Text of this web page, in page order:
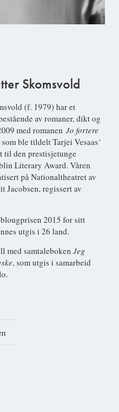
Skomsvold
(f. 1979) har et
av romaner, dikt og
med romanen Jo fortere
som ble tildelt Tarjei Vesaas'
til den prestisjetunge
Literary Award. Våren
på Nationaltheatret av
Jacobsen, regissert av
2015 for sitt
utgis i 26 land.
med samtaleboken Jeg
, som utgis i samarbeid